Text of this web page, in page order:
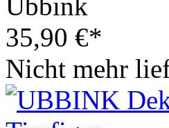
35,90 €*
Nicht mehr